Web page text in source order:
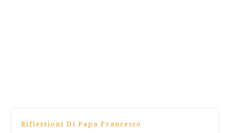
Riflessioni Di Papa Francesco